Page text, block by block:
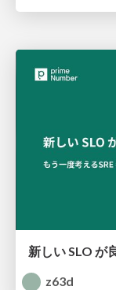
新しい SLO が
z63d